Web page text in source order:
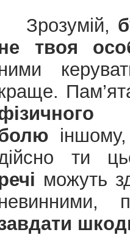
Зрозумій,
твоя
ти
можуть